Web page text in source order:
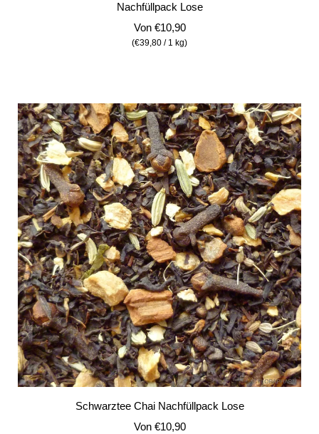
Nachfüllpack Lose
Von €10,90
(€39,80 / 1 kg)
Schwarztee Chai Nachfüllpack Lose
Von €10,90